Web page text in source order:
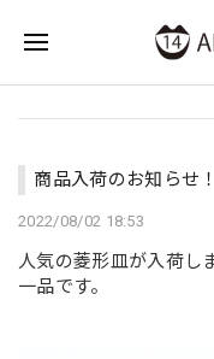
商品入荷のお知らせ！
2022/08/02 18:53
人気の菱形皿が入荷し
一品です。